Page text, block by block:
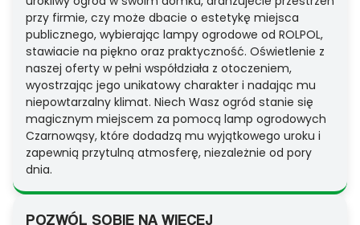
przy firmie, czy może dbacie o estetykę miejsca
publicznego, wybierając lampy ogrodowe od ROLPOL,
stawiacie na piękno oraz praktyczność. Oświetlenie z
naszej oferty w pełni współdziała z otoczeniem,
wyostrzając jego unikatowy charakter i nadając mu
niepowtarzalny klimat. Niech Wasz ogród stanie się
magicznym miejscem za pomocą lamp ogrodowych
Czarnowąsy, które dodadzą mu wyjątkowego uroku i
zapewnią przytulną atmosferę, niezależnie od pory
dnia.
POZWÓL SOBIE NA WIĘCEJ